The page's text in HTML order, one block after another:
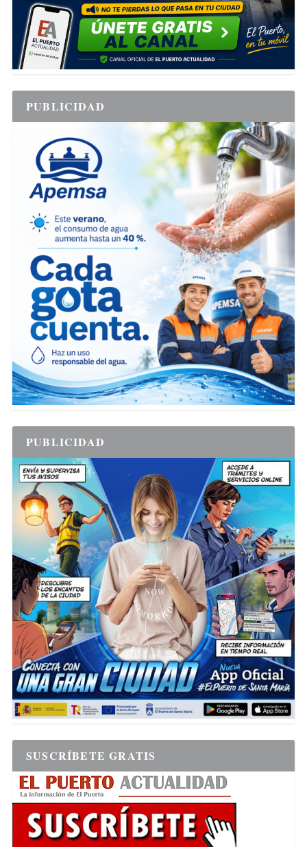
PUBLICIDAD
PUBLICIDAD
SUSCRÍBETE GRATIS